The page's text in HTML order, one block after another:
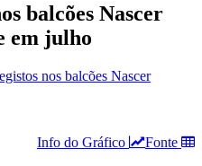
balcões Nascer
em julho
nos balcões Nascer
Fonte
Info do Gráfico